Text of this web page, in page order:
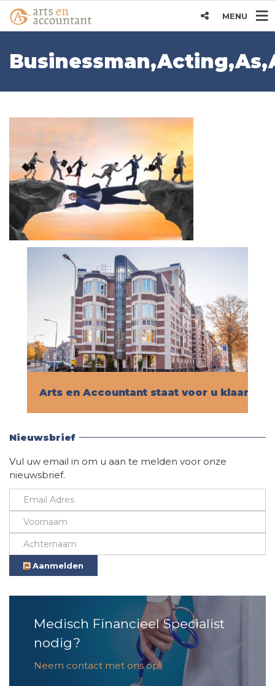
MENU
Arts en Accountant staat voor u klaar!
Nieuwsbrief
Vul uw email in om u aan te melden voor onze
nieuwsbrief.
Aanmelden
Medisch Financieel Specialist
nodig?
Neem contact met ons op!